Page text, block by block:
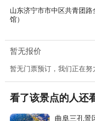
山东济宁市市中区共青团
馆）
暂无报价
暂无门票预订，我们正在努
看了该景点的人还
曲阜三孔景